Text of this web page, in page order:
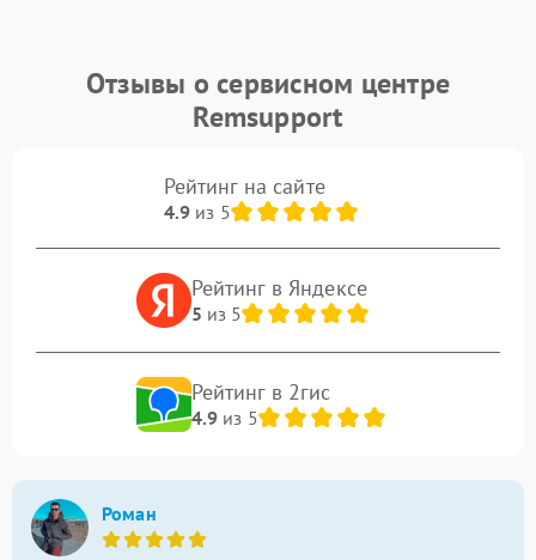
Отзывы о сервисном центре
Remsupport
Рейтинг на сайте
4.9из 5
Рейтинг в Яндексе
5 из 5
Рейтинг в 2гис
4.9из 5
Роман